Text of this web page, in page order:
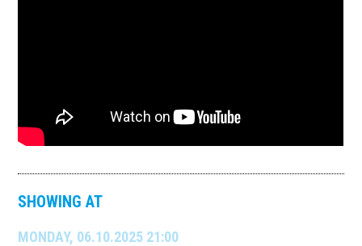
SHOWING AT
MONDAY, 06.10.2025 21:00